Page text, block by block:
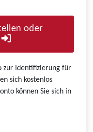
oder
zur Identifizierung für
sich kostenlos
können Sie sich in